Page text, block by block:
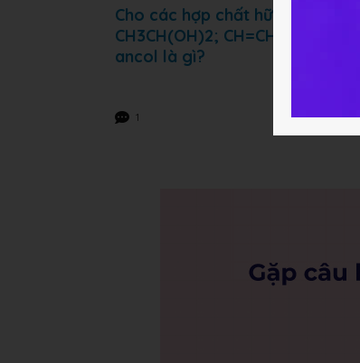
Cho các hợp chất hữu cơ sau:
CH3CH(OH)2; CH=CH-CH2OH;
ancol là gì?
1